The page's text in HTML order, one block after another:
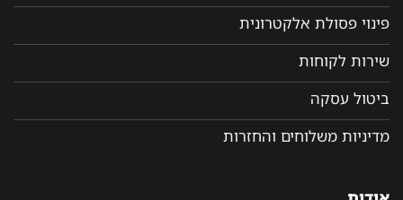
פינוי פסולת אלקטרונית
שירות לקוחות
ביטול עסקה
מדיניות משלוחים והחזרות